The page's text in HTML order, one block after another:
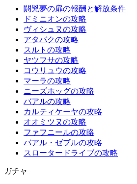
閼兇夢の扉の報酬と解放条件
ドミニオンの攻略
ヴィシュヌの攻略
アタバクの攻略
スルトの攻略
ヤツフサの攻略
コウリュウの攻略
マーラの攻略
ニーズホッグの攻略
バアルの攻略
カルティケーヤの攻略
オオミツヌの攻略
ファフニールの攻略
バアル・ゼブルの攻略
スロータードライブの攻略
ガチャ